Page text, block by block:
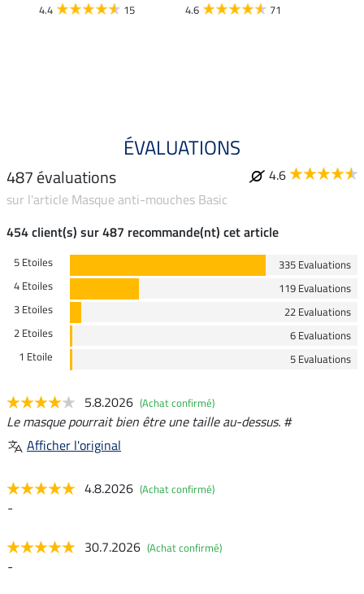
4.4 15 4.6 71
ÉVALUATIONS
487 évaluations
4.6
sur l'article Masque anti-mouches Basic
454 client(s) sur 487 recommande(nt) cet article
5 Etoiles
335 Evaluations
4 Etoiles
119 Evaluations
3 Etoiles
22 Evaluations
2 Etoiles
6 Evaluations
1 Etoile
5 Evaluations
5.8.2026 (Achat confirmé)
Le masque pourrait bien être une taille au-dessus. #
Afficher l'original
4.8.2026 (Achat confirmé)
-
30.7.2026 (Achat confirmé)
-